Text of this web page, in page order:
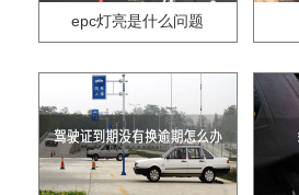
epc灯亮是什么问题